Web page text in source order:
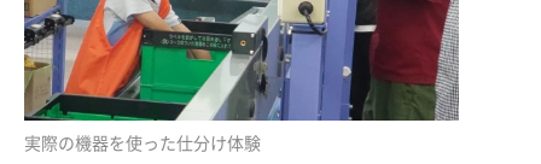
実際の機器を使った仕分け体験